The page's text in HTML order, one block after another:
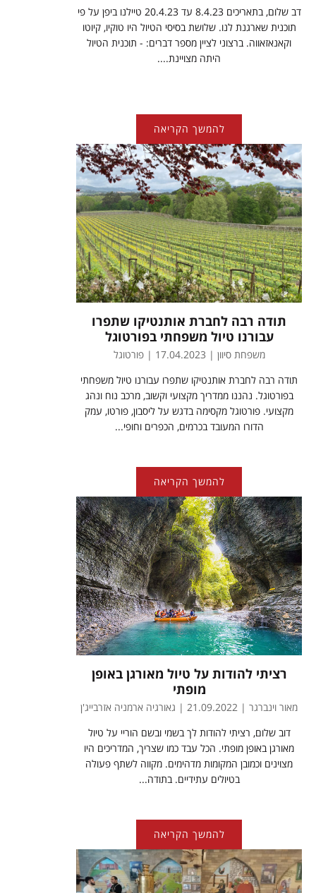
דב שלום, בתאריכים 8.4.23 עד 20.4.23 טיילנו ביפן על פי
תוכנית שארגנת לנו. שלושת בסיסי הטיול היו טוקיו, קיוטו
וקאנאזאווה. ברצוני לציין מספר דברים: - תוכנית הטיול
היתה מצויינת....
להמשך הקריאה
תודה רבה לחברת אותנטיקו שתפרו
עבורנו טיול משפחתי בפורטוגל
משפחת סיוון | 17.04.2023 | פורטוגל
תודה רבה לחברת אותנטיקו שתפרו עבורנו טיול משפחתי
בפורטוגל. נהננו ממדריך מקצועי וקשוב, מרכב נוח ונהג
מקצועי. פורטוגל מקסימה בדגש על ליסבון, פורטו, עמק
הדורו המעובד בכרמים, הכפרים וחופי...
להמשך הקריאה
רציתי להודות על טיול מאורגן באופן
מופתי
מאור וינברגר | 21.09.2022 | גאורגיה ארמניה אזרבייג'ן
דוב שלום, רציתי להודות לך בשמי ובשם הוריי על טיול
מאורגן באופן מופתי. הכל עבד כמו שצריך, המדריכים היו
מצוינים וכמובן המקומות מדהימים. מקווה לשתף פעולה
בטיולים עתידיים. בתודה...
להמשך הקריאה